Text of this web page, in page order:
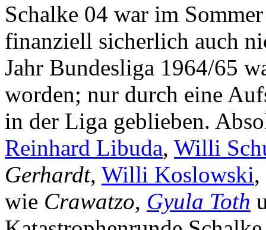
Schalke 04 war im
finanziell sicherlich auch
Jahr Bundesliga 1964/65
worden; nur durch eine
in der Liga geblieben.
Reinhard Libuda, Willi
Gerhardt, Willi Koslowski,
wie Crawatzo, Gyula Toth